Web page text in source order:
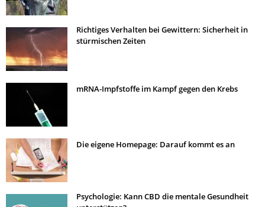
Richtiges Verhalten bei Gewittern: Sicherheit in
stürmischen Zeiten
mRNA-Impfstoffe im Kampf gegen den Krebs
Die eigene Homepage: Darauf kommt es an
Psychologie: Kann CBD die mentale Gesundheit